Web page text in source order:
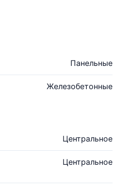
Панельные
Железобетонные
Центральное
Центральное